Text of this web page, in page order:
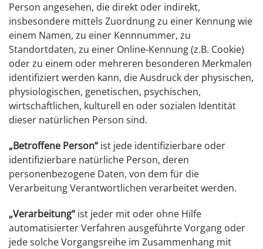
Person angesehen, die direkt oder indirekt,
insbesondere mittels Zuordnung zu einer Kennung wie
einem Namen, zu einer Kennnummer, zu
Standortdaten, zu einer Online-Kennung (z.B. Cookie)
oder zu einem oder mehreren besonderen Merkmalen
identifiziert werden kann, die Ausdruck der physischen,
physiologischen, genetischen, psychischen,
wirtschaftlichen, kulturell en oder sozialen Identität
dieser natürlichen Person sind.
„Betroffene Person“ ist jede identifizierbare oder
identifizierbare natürliche Person, deren
personenbezogene Daten, von dem für die
Verarbeitung Verantwortlichen verarbeitet werden.
„Verarbeitung“ ist jeder mit oder ohne Hilfe
automatisierter Verfahren ausgeführte Vorgang oder
jede solche Vorgangsreihe im Zusammenhang mit